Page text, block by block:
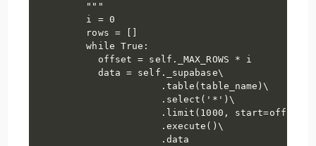
    """
    i = 0
    rows = []
    while True:
      offset = self._MAX_ROWS * i
      data = self._supabase\
                 .table(table_name)\
                 .select('*')\
                 .limit(1000, start=offset)\
                 .execute()\
                 .data